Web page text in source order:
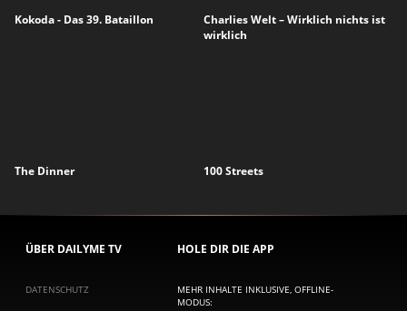
Kokoda - Das 39. Bataillon
Charlies Welt – Wirklich nichts ist
wirklich
The Dinner 100 Streets
ÜBER DAILYME TV
DATENSCHUTZ
HOLE DIR DIE APP
MEHR INHALTE INKLUSIVE, OFFLINE-
MODUS: